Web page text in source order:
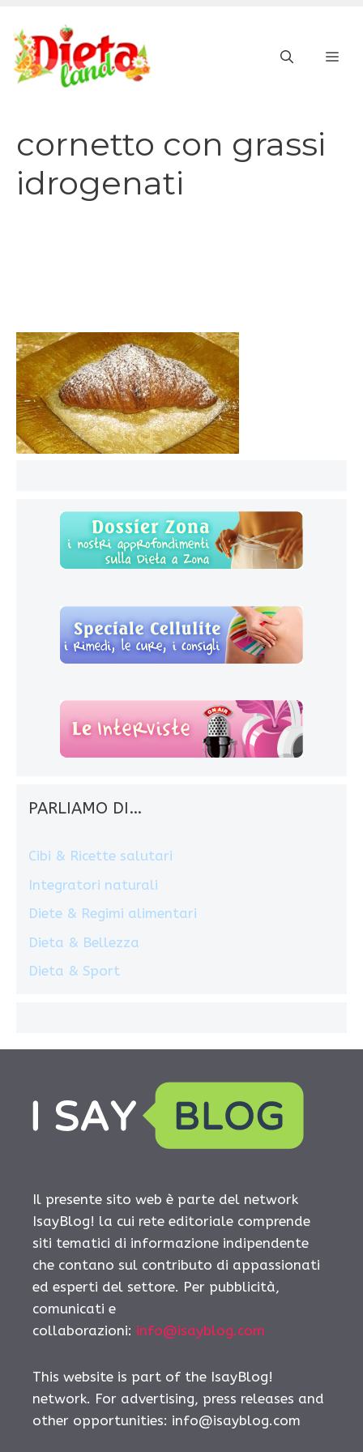
contenuto
cornetto con grassi
idrogenati
PARLIAMO DI…
Cibi & Ricette salutari
Integratori naturali
Diete & Regimi alimentari
Dieta & Bellezza
Dieta & Sport
Il presente sito web è parte del network
IsayBlog! la cui rete editoriale comprende
siti tematici di informazione indipendente
che contano sul contributo di appassionati
ed esperti del settore. Per pubblicità,
comunicati e
collaborazioni: info@isayblog.com
This website is part of the IsayBlog!
network. For advertising, press releases and
other opportunities: info@isayblog.com